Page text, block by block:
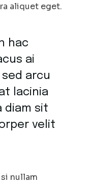
aliquet eget.
hac
ai
arcu
lacinia
diam sit
velit
nullam